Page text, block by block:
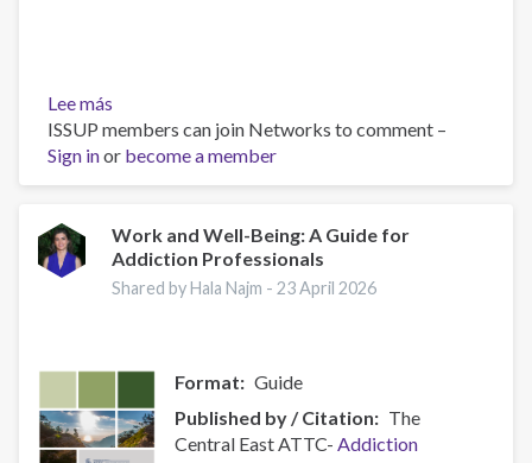
Lee más
ISSUP
Mexico
Concludes
Youth”
Course
delivered
ISSUP members can join Networks to comment –
Sign inor become a member
Work and Well-Being: A Guide for
Addiction Professionals
Shared by Hala Najm -23 April 2026
Format
Guide
Published by / Citation
The
Central East ATTC- Addiction